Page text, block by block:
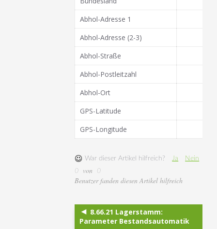
Abhol-Adresse 1
Abhol-Adresse (2-3)
Abhol-Straße
Abhol-Postleitzahl
Abhol-Ort
GPS-Latitude
GPS-Longitude
War dieser Artikel hilfreich? Ja
Nein
0
von 0
Benutzer fanden diesen Artikel hilfreich
8.66.21 Lagerstamm:
Parameter Bestandsautomatik